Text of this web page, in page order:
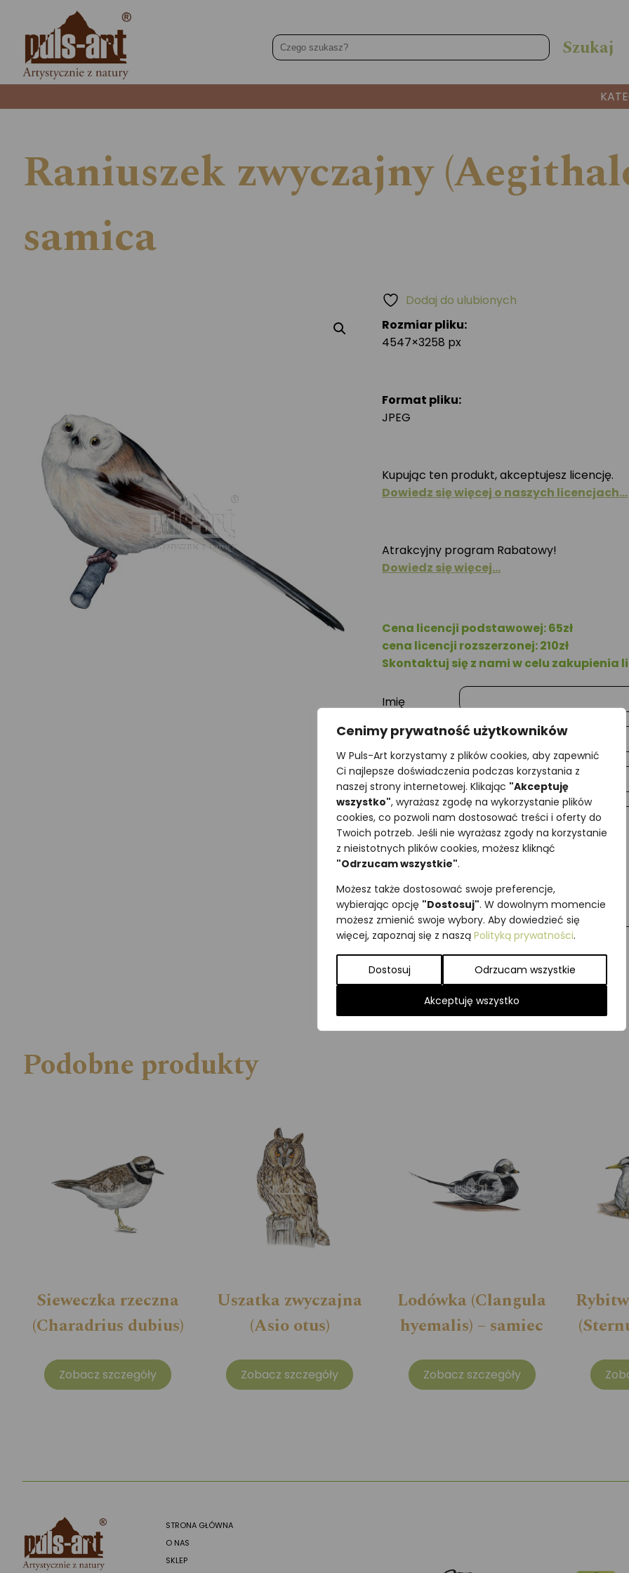
Cenimy prywatność użytkowników
W Puls-Art korzystamy z plików cookies, aby zapewnić
Ci najlepsze doświadczenia podczas korzystania z
naszej strony internetowej. Klikając "Akceptuję
wszystko", wyrażasz zgodę na wykorzystanie plików
cookies, co pozwoli nam dostosować treści i oferty do
Twoich potrzeb. Jeśli nie wyrażasz zgody na korzystanie
z nieistotnych plików cookies, możesz kliknąć
"Odrzucam wszystkie".
Możesz także dostosować swoje preferencje,
wybierając opcję "Dostosuj". W dowolnym momencie
możesz zmienić swoje wybory. Aby dowiedzieć się
więcej, zapoznaj się z naszą Polityką prywatności.
Dostosuj Odrzucam wszystkie
Akceptuję wszystko
Raniuszek zwyczajny
samica
Rozmiar pliku:
4547×3258 px
Format pliku:
JPEG
Kupując ten produkt, akceptujesz licencję.
Dowiedz się więcej o naszych licencjach…
Atrakcyjny program Rabatowy!
Dowiedz się więcej…
Cena licencji podstawowej: 65zł
cena licencji rozszerzonej: 210zł
Skontaktuj się z nami w celu zakupienia
Imię
Nazwisko
E-mail
Wiadomość
Dodaj do ulubionych
Najniższa cena z ostatnich 30 dni:65,00zł
Brak danych
Kategorie:ILUSTRACJE,Ptaki,Śpiewające
Podobne produkty
Sieweczka rzeczna
(Charadrius dubius)
Zobacz szczegóły
Uszatka zwyczajna
(Asio otus)
Zobacz szczegóły
Lodówka (Clangula
hyemalis) – samiec
Zobacz szczegóły
STRONA GŁÓWNA
O NAS
SKLEP